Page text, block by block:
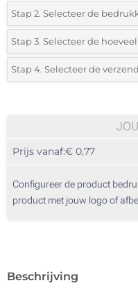
Stap 2. Selecteer de
*Selecteer de bedrukking en
1 Kleur (Aan een zijde)
3 Kleuren (Aan een zijde)
Digitale full colour
Stap 3. Selecteer de
*Selecteer uit de lijst of voeg
210
1050
Stap 4. Selecteer de
Prijs vanaf:€ 0,77
Configureer de product
product met jouw logo of
Beschrijving